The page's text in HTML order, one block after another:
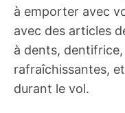
à emporter avec
avec des articles
à dents,
rafraîchissantes,
durant le vol.